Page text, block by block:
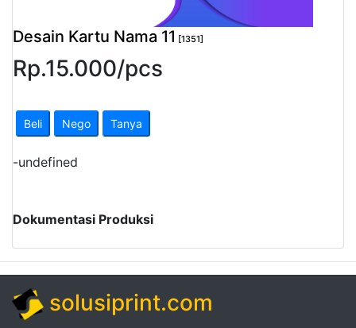
Password
Desain Kartu Nama 11 [1351]
Rp.15.000/pcs
Beli Nego Tanya
-undefined
Dokumentasi Produksi
solusiprint.com